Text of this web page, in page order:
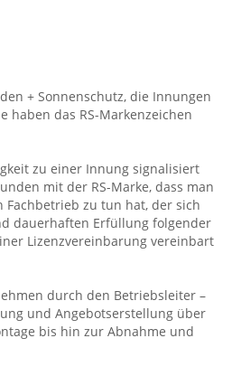
+ Sonnenschutz, die Innungen
haben das RS-Markenzeichen
zu einer Innung signalisiert
mit der RS-Marke, dass man
zu tun hat, der sich
dauerhaften Erfüllung folgender
Lizenzvereinbarung vereinbart
durch den Betriebsleiter –
und Angebotserstellung über
bis hin zur Abnahme und